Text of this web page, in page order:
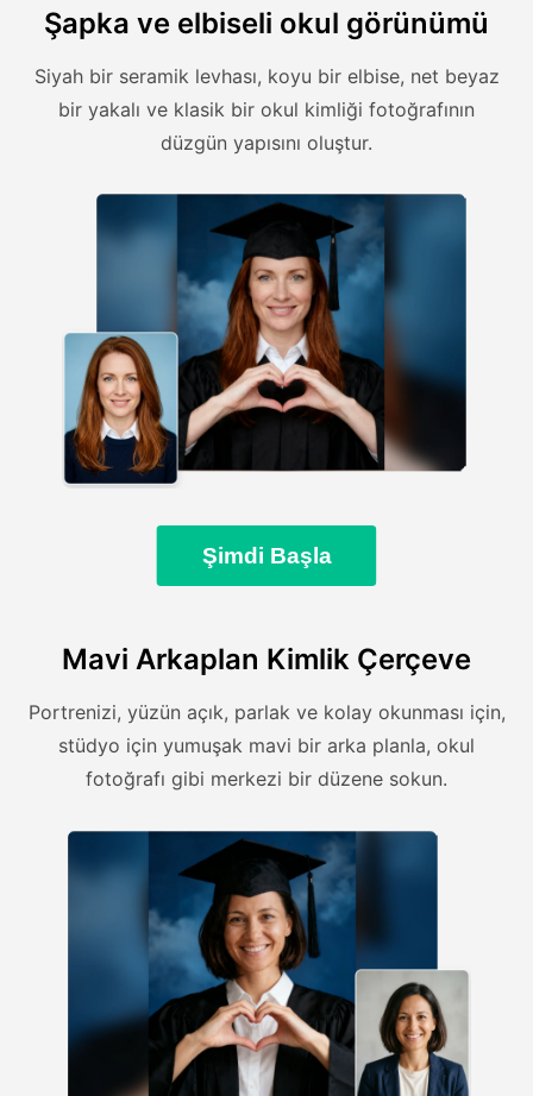
Şapka ve elbiseli okul görünümü
Siyah bir seramik levhası, koyu bir elbise, net beyaz
bir yakalı ve klasik bir okul kimliği fotoğrafının
düzgün yapısını oluştur.
Şimdi Başla
Mavi Arkaplan Kimlik Çerçeve
Portrenizi, yüzün açık, parlak ve kolay okunması için,
stüdyo için yumuşak mavi bir arka planla, okul
fotoğrafı gibi merkezi bir düzene sokun.